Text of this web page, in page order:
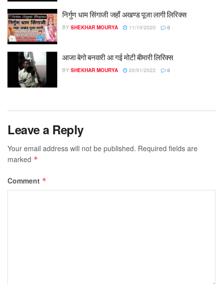
निर्गुण धाम सिंगाजी जहाँ अखण्ड पूजा लागी लिरिक्स
BY SHEKHAR MOURYA 11/10/2020 0
आजा बेगो बनवारी आ गई मोटी बीमारी लिरिक्स
BY SHEKHAR MOURYA 20/01/2022 0
Leave a Reply
Your email address will not be published. Required fields are
marked *
Comment *